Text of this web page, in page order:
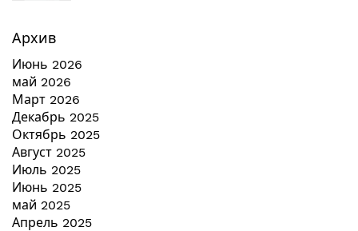
Архив
Июнь 2026
май 2026
Март 2026
Декабрь 2025
Октябрь 2025
Август 2025
Июль 2025
Июнь 2025
май 2025
Апрель 2025